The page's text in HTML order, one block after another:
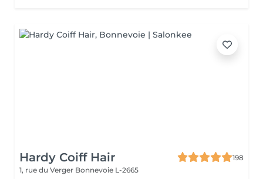
Hardy Coiff Hair
198
1, rue du Verger Bonnevoie L-2665